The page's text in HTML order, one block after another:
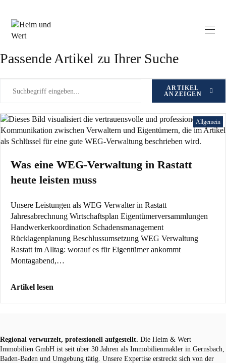
springen
Rastatt
Passende Artikel zu Ihrer Suche
ARTIKEL
ANZEIGEN
Allgemein
Was eine WEG-Verwaltung in Rastatt
heute leisten muss
Unsere Leistungen als WEG Verwalter in Rastatt
Jahresabrechnung Wirtschaftsplan Eigentümerversammlungen
Handwerkerkoordination Schadensmanagement
Rücklagenplanung Beschlussumsetzung WEG Verwaltung
Rastatt im Alltag: worauf es für Eigentümer ankommt
Montagabend,…
Artikel lesen
Regional verwurzelt, professionell aufgestellt. Die Heim & Wert
Immobilien GmbH ist seit über 30 Jahren als Immobilienmakler in Gernsbach,
Baden-Baden und Umgebung tätig. Unsere Expertise erstreckt sich von der